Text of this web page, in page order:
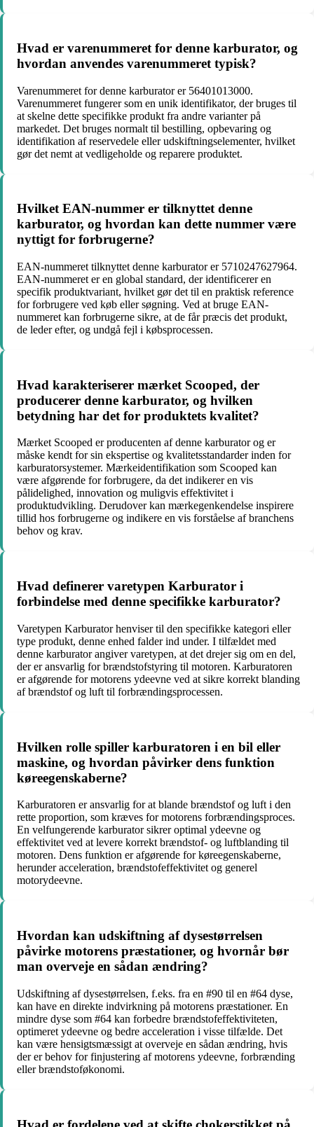
Hvad er varenummeret for denne karburator, og
hvordan anvendes varenummeret typisk?
Varenummeret for denne karburator er 56401013000.
Varenummeret fungerer som en unik identifikator, der bruges til
at skelne dette specifikke produkt fra andre varianter på
markedet. Det bruges normalt til bestilling, opbevaring og
identifikation af reservedele eller udskiftningselementer, hvilket
gør det nemt at vedligeholde og reparere produktet.
Hvilket EAN-nummer er tilknyttet denne
karburator, og hvordan kan dette nummer være
nyttigt for forbrugerne?
EAN-nummeret tilknyttet denne karburator er 5710247627964.
EAN-nummeret er en global standard, der identificerer en
specifik produktvariant, hvilket gør det til en praktisk reference
for forbrugere ved køb eller søgning. Ved at bruge EAN-
nummeret kan forbrugerne sikre, at de får præcis det produkt,
de leder efter, og undgå fejl i købsprocessen.
Hvad karakteriserer mærket Scooped, der
producerer denne karburator, og hvilken
betydning har det for produktets kvalitet?
Mærket Scooped er producenten af denne karburator og er
måske kendt for sin ekspertise og kvalitetsstandarder inden for
karburatorsystemer. Mærkeidentifikation som Scooped kan
være afgørende for forbrugere, da det indikerer en vis
pålidelighed, innovation og muligvis effektivitet i
produktudvikling. Derudover kan mærkegenkendelse inspirere
tillid hos forbrugerne og indikere en vis forståelse af branchens
behov og krav.
Hvad definerer varetypen Karburator i
forbindelse med denne specifikke karburator?
Varetypen Karburator henviser til den specifikke kategori eller
type produkt, denne enhed falder ind under. I tilfældet med
denne karburator angiver varetypen, at det drejer sig om en del,
der er ansvarlig for brændstofstyring til motoren. Karburatoren
er afgørende for motorens ydeevne ved at sikre korrekt blanding
af brændstof og luft til forbrændingsprocessen.
Hvilken rolle spiller karburatoren i en bil eller
maskine, og hvordan påvirker dens funktion
køreegenskaberne?
Karburatoren er ansvarlig for at blande brændstof og luft i den
rette proportion, som kræves for motorens forbrændingsproces.
En velfungerende karburator sikrer optimal ydeevne og
effektivitet ved at levere korrekt brændstof- og luftblanding til
motoren. Dens funktion er afgørende for køreegenskaberne,
herunder acceleration, brændstofeffektivitet og generel
motorydeevne.
Hvordan kan udskiftning af dysestørrelsen
påvirke motorens præstationer, og hvornår bør
man overveje en sådan ændring?
Udskiftning af dysestørrelsen, f.eks. fra en #90 til en #64 dyse,
kan have en direkte indvirkning på motorens præstationer. En
mindre dyse som #64 kan forbedre brændstofeffektiviteten,
optimeret ydeevne og bedre acceleration i visse tilfælde. Det
kan være hensigtsmæssigt at overveje en sådan ændring, hvis
der er behov for finjustering af motorens ydeevne, forbrænding
eller brændstoføkonomi.